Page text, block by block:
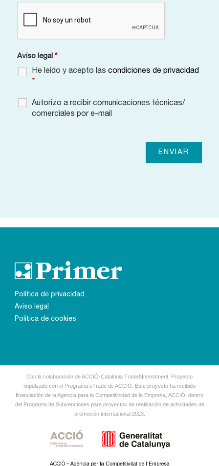
Aviso legal *
He leído y acepto las condiciones de privacidad
*
Autorizo a recibir comunicaciones técnicas/
comerciales por e-mail
Política de privacidad
Aviso legal
Política de cookies
Con la colaboración de ACCIÓ-Catalonia Trade&Investment. Proyecto
impulsado con el Programa eTrade de ACCIÓ. Este proyecto ha recibido
financiación de la Agencia para la Competitividad de la Empresa, ACCIÓ, dentro
del Programa de Subvenciones para proyectos de realización de actividades de
promoción internacional 2023.
ACCIÓ – Agència per la Competitivitatde l’Empresa